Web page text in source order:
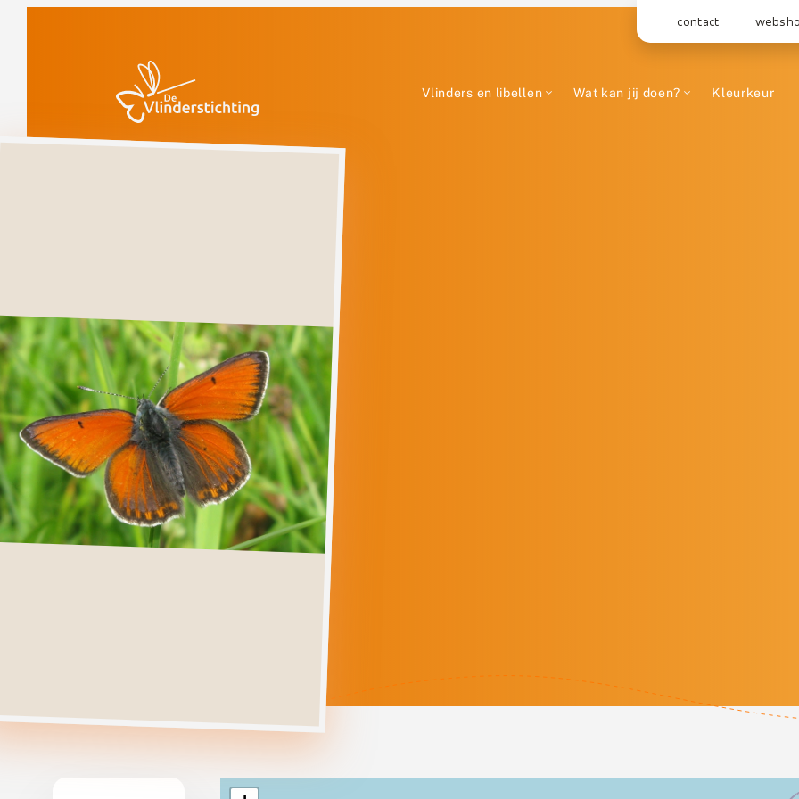
contact
Vlinders en libellen Wat kan jij doen? Kleurkeur
vuurvlinder
LYCAENA
HIPPOTHOE
Ga direct naar
Verspreiding
Levenscyclus
Herkenning
Foto's